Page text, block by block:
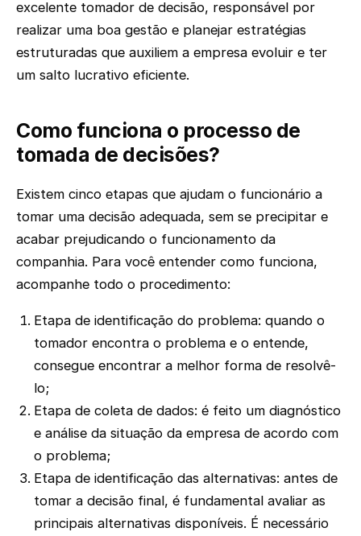
excelente tomador de decisão, responsável por
realizar uma boa gestão e planejar estratégias
estruturadas que auxiliem a empresa evoluir e ter
um salto lucrativo eficiente.
Como funciona o processo de
tomada de decisões?
Existem cinco etapas que ajudam o funcionário a
tomar uma decisão adequada, sem se precipitar e
acabar prejudicando o funcionamento da
companhia. Para você entender como funciona,
acompanhe todo o procedimento:
Etapa de identificação do problema: quando o
tomador encontra o problema e o entende,
consegue encontrar a melhor forma de resolvê-
lo;
Etapa de coleta de dados: é feito um diagnóstico
e análise da situação da empresa de acordo com
o problema;
Etapa de identificação das alternativas: antes de
tomar a decisão final, é fundamental avaliar as
principais alternativas disponíveis. É necessário